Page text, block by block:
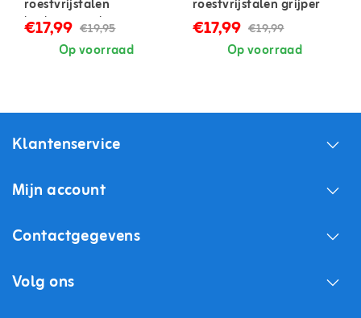
roestvrijstalen
barbecuevork
€17,99 €19,95
Op voorraad
roestvrijstalen grijper
€17,99 €19,99
Op voorraad
Klantenservice
Mijn account
Contactgegevens
Volg ons